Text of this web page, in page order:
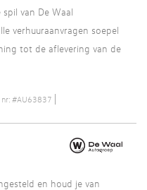
van De Waal
verhuuraanvragen soepel
tot de aflevering van de
#AU63837
en houd je van